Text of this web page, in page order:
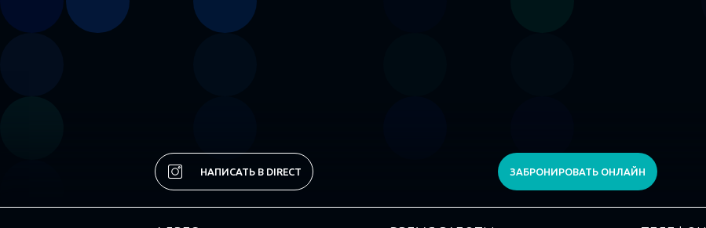
НАПИСАТЬ В DIRECT ЗАБРОНИРОВАТЬ ОНЛАЙН